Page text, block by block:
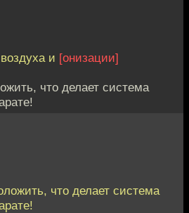
и [онизации]
что делает система
что делает система